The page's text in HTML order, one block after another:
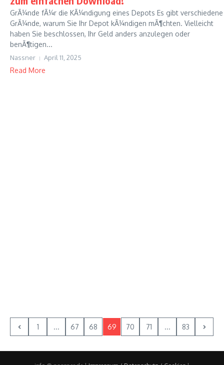
GrÃ¼nde fÃ¼r die KÃ¼ndigung eines Depots Es gibt verschiedene
GrÃ¼nde, warum Sie Ihr Depot kÃ¼ndigen mÃ¶chten. Vielleicht
haben Sie beschlossen, Ihr Geld anders anzulegen oder
benÃ¶tigen...
Nassner April 11, 2025
Read More
1 ... 67 68 69 70 71 ... 83